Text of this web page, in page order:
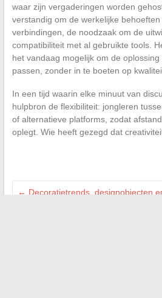
waar zijn vergaderingen worden
verstandig om de werkelijke
verbindingen, de noodzaak om de
compatibiliteit met al gebruikte tools.
het vandaag mogelijk om de
passen, zonder in te boeten op
In een tijd waarin elke minuut van
hulpbron de flexibiliteit: jongleren
of alternatieve platforms, zodat
oplegt. Wie heeft gezegd dat
← Decoratietrends, designobjecten